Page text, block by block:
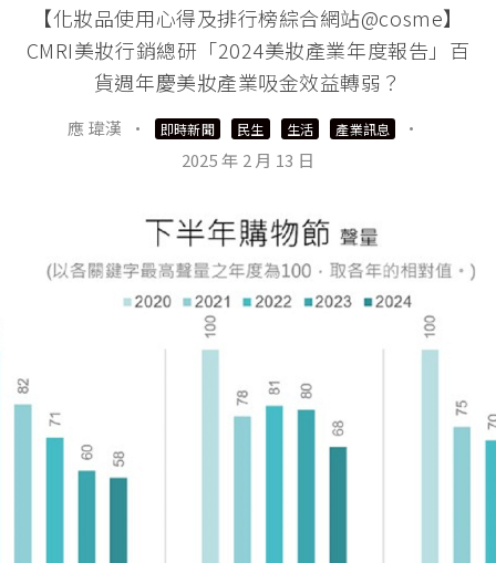
【化妝品使用心得及排行榜綜合網站@cosme】
CMRI美妝行銷總研「2024美妝產業年度報告」百
貨週年慶美妝產業吸金效益轉弱？
應 瑋漢 · 即時新聞 民生 生活 產業訊息
·
2025 年 2 月 13 日